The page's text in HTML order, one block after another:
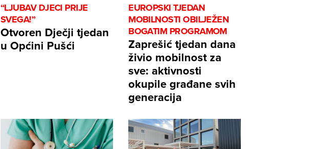
“LJUBAV DJECI PRIJE
SVEGA!”
Otvoren Dječji tjedan
u Općini Pušći
EUROPSKI TJEDAN
MOBILNOSTI OBILJEŽEN
BOGATIM PROGRAMOM
Zaprešić tjedan dana
živio mobilnost za
sve: aktivnosti
okupile građane svih
generacija